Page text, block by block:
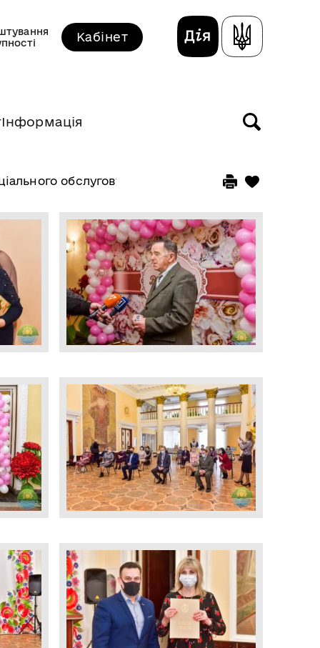
Кабінет
Інформація
обслуговування (надання соціальних